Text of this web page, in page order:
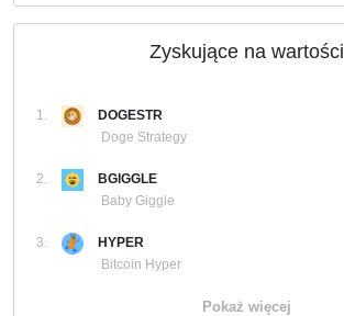
Zyskujące na wartości
1.
DOGESTR
Doge Strategy
2.
BGIGGLE
Baby Giggle
3.
HYPER
Bitcoin Hyper
Pokaż więcej